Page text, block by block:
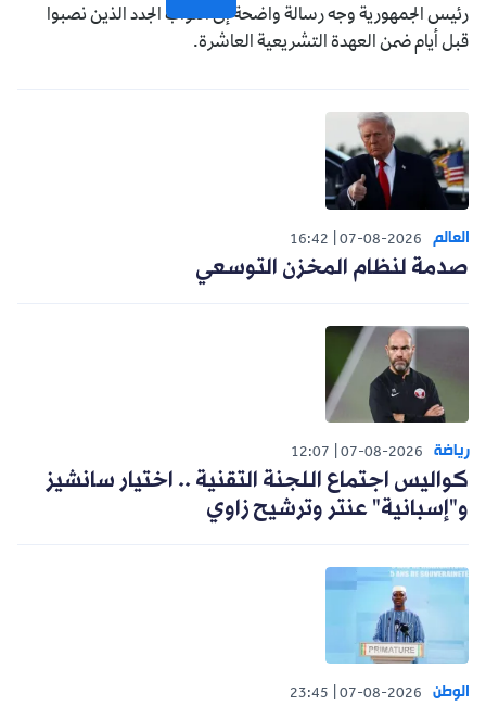
رئيس الجمهورية وجه رسالة واضحة إلى النواب الجدد الذين نصبوا
قبل أيام ضمن العهدة التشريعية العاشرة.
العالم 07-08-2026
16:42
صدمة لنظام المخزن التوسعي
رياضة 07-08-2026
12:07
كواليس اجتماع اللجنة التقنية .. اختيار سانشيز
و"إسبانية" عنتر وترشيح زاوي
الوطن 07-08-2026
23:45